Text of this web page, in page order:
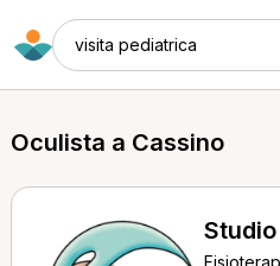
visita pediatrica
Oculista a Cassino
Studio